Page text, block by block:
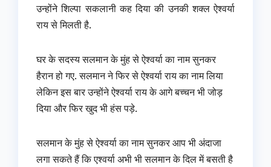
उन्होंने शिल्पा सकलानी कह दिया की उनकी शक्ल ऐश्वर्या
राय से मिलती है.
घर के सदस्य सलमान के मुंह से ऐश्वर्या का नाम सुनकर
हैरान हो गए. सलमान ने फिर से ऐश्वर्या राय का नाम लिया
लेकिन इस बार उन्होंने ऐश्वर्या राय के आगे बच्चन भी जोड़
दिया और फिर खुद भी हंस पड़े.
सलमान के मुंह से ऐश्वर्या का नाम सुनकर आप भी अंदाजा
लगा सकते हैं कि एश्वर्या अभी भी सलमान के दिल में बसती है